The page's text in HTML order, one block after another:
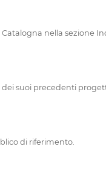
nella sezione
suoi precedenti
di riferimento.